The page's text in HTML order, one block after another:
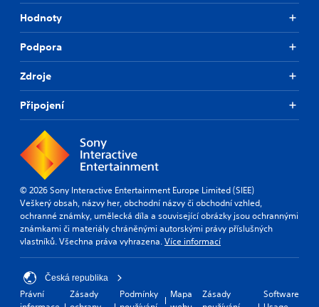
Hodnoty
Podpora
Zdroje
Připojení
© 2026 Sony Interactive Entertainment Europe Limited (SIEE)
Veškerý obsah, názvy her, obchodní názvy či obchodní vzhled,
ochranné známky, umělecká díla a související obrázky jsou ochrannými
známkami či materiály chráněnými autorskými právy příslušných
vlastníků. Všechna práva vyhrazena.Více informací
Česká republika
Právní
Zásady
Podmínky
Mapa
Zásady
Software